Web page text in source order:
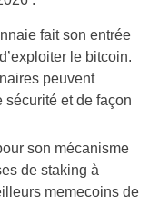
fait son entrée
le bitcoin.
peuvent
sécurité et de façon
son mécanisme
de staking à
memecoins de